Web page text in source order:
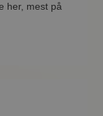
her, mest på